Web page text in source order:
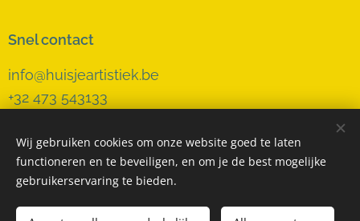
Snel contact
info@huisjeartistiek.be
+32 473 543133
Cookies
Wij gebruiken cookies om onze website goed te laten
functioneren en te beveiligen, en om je de best mogelijke
gebruikerservaring te bieden.